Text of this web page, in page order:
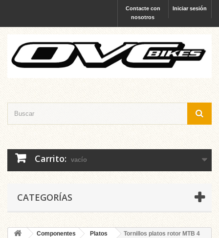
Iniciar sesión
Contacte con
nosotros
Carrito: vacío
CATEGORÍAS
Componentes Platos
Tornillos platos rotor MTB 4